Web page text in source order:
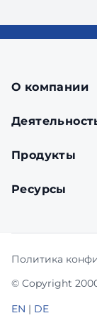
О компании
Продукты
Ресурсы
© Copyright
EN | DE
Политика